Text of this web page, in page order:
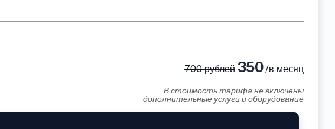
700 рублей350/в месяц
В стоимость тарифа не включены
дополнительные услуги и оборудование